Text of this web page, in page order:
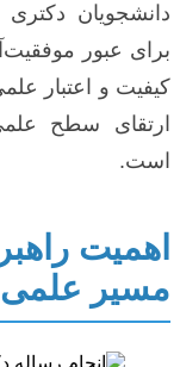
دانشجویان دکتری
برای عبور
کیفیت و اعتبار
ارتقای سطح
است.
اهمیت
مسیر